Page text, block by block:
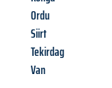
Ordu
Siirt
Tekirdag
Van